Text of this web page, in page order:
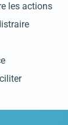
les actions